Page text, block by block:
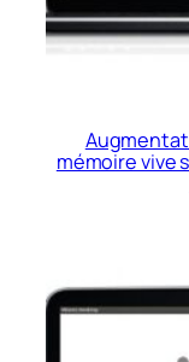
mémoire vive